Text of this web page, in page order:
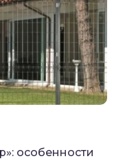
особенности